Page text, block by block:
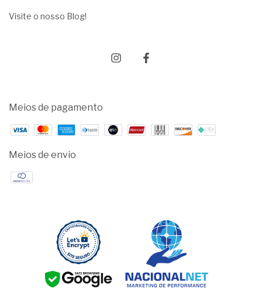
Visite o nosso Blog!
Meios de pagamento
Meios de envio